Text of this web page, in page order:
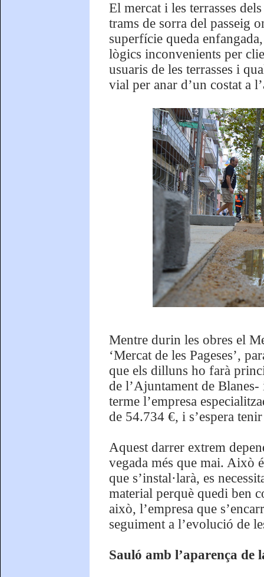
El mercat i les terrasses
trams de sorra del passeig
superfície queda
lògics inconvenients per
usuaris de les terrasses i
vial per anar d’un costat a
Mentre durin les obres el
‘Mercat de les Pageses’,
que els dilluns ho farà
de l’Ajuntament de Blanes-
terme l’empresa
de 54.734 €, i s’espera
Aquest darrer extrem
vegada més que mai. Això
que s’instal·larà, es
material perquè quedi ben
això, l’empresa que
seguiment a l’evolució de
Sauló amb l’aparença de